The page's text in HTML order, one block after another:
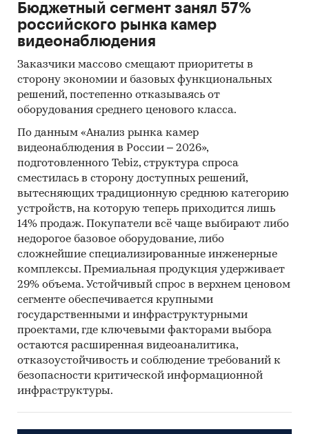
Бюджетный сегмент занял 57%
российского рынка камер
видеонаблюдения
Заказчики массово смещают приоритеты в
сторону экономии и базовых функциональных
решений, постепенно отказываясь от
оборудования среднего ценового класса.
По данным «Анализ рынка камер
видеонаблюдения в России – 2026»,
подготовленного Tebiz, структура спроса
сместилась в сторону доступных решений,
вытесняющих традиционную среднюю категорию
устройств, на которую теперь приходится лишь
14% продаж. Покупатели всё чаще выбирают либо
недорогое базовое оборудование, либо
сложнейшие специализированные инженерные
комплексы. Премиальная продукция удерживает
29% объема. Устойчивый спрос в верхнем ценовом
сегменте обеспечивается крупными
государственными и инфраструктурными
проектами, где ключевыми факторами выбора
остаются расширенная видеоаналитика,
отказоустойчивость и соблюдение требований к
безопасности критической информационной
инфраструктуры.